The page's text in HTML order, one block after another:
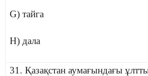
G) тайга
H) дала
31. Қазақстан аумағындағы